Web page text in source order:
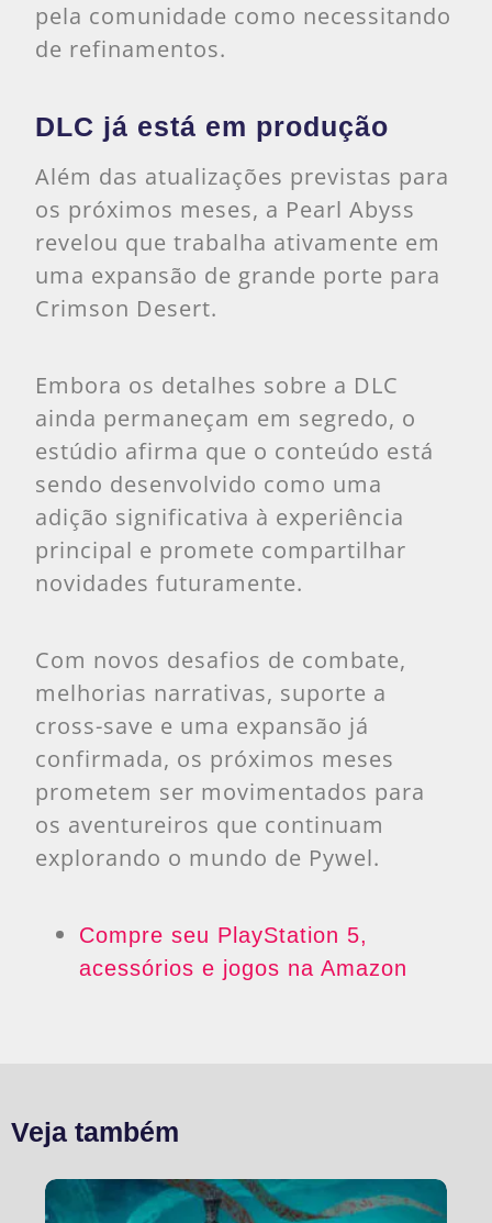
pela comunidade como necessitando
de refinamentos.
DLC já está em produção
Além das atualizações previstas para
os próximos meses, a Pearl Abyss
revelou que trabalha ativamente em
uma expansão de grande porte para
Crimson Desert.
Embora os detalhes sobre a DLC
ainda permaneçam em segredo, o
estúdio afirma que o conteúdo está
sendo desenvolvido como uma
adição significativa à experiência
principal e promete compartilhar
novidades futuramente.
Com novos desafios de combate,
melhorias narrativas, suporte a
cross-save e uma expansão já
confirmada, os próximos meses
prometem ser movimentados para
os aventureiros que continuam
explorando o mundo de Pywel.
Compre seu PlayStation 5,
acessórios e jogos na Amazon
Veja também